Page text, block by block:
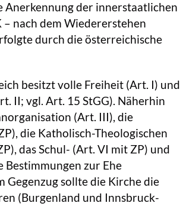
der innerstaatlichen
nach dem Wiedererstehen
durch die österreichische
besitzt volle Freiheit (Art. I) und
II; vgl. Art. 15 StGG). Näherhin
(Art. III), die
die Katholisch-Theologischen
das Schul- (Art. VI mit ZP) und
Bestimmungen zur Ehe
Gegenzug sollte die Kirche die
(Burgenland und Innsbruck-